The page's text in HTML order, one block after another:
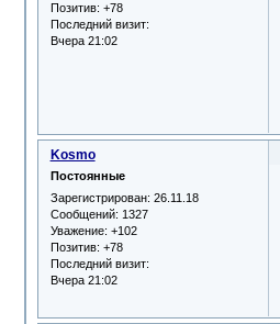
Позитив: +78
Последний визит:
Вчера 21:02
Kosmo
Постоянные
Зарегистрирован: 26.11.18
Сообщений: 1327
Уважение: +102
Позитив: +78
Последний визит:
Вчера 21:02